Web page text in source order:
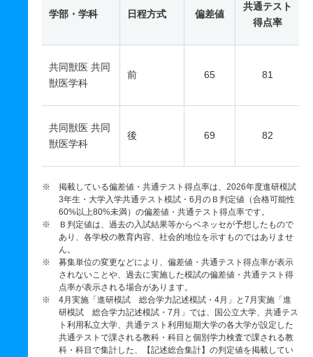
学部・学科 日程方式 偏差値
共通テスト
得点率
共同獣医 共同
獣医学科
前 65 81
共同獣医 共同
獣医学科
後 69 82
※ 掲載している偏差値・共通テスト得点率は、2026年度進研模試
3年生・大学入学共通テスト模試・6月のＢ判定値（合格可能性
60%以上80%未満）の偏差値・共通テスト得点率です。
※ Ｂ判定値は、過去の入試結果等からベネッセが予想したもので
あり、各学校の教育内容、社会的地位を示すものではありませ
ん。
※ 募集単位の変更などにより、偏差値・共通テスト得点率が表示
されないことや、過去に実施した模試の偏差値・共通テスト得
点率が表示される場合があります。
※ 4月実施「進研模試 総合学力記述模試・4月」と7月実施「進
研模試 総合学力記述模試・7月」では、国公立大学、共通テス
ト利用私立大学、共通テスト利用短期大学の各大学が設定した
共通テストで課される教科・科目と個別学力検査で課される教
科・科目で集計した、【記述総合集計】の判定値を掲載してい